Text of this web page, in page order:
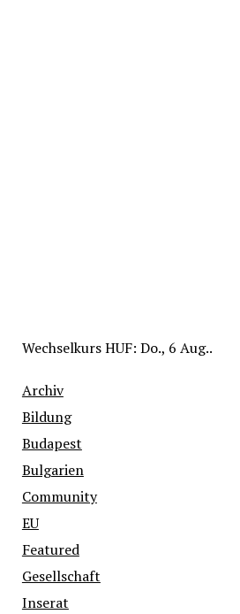
WechselkursHUF: Do., 6 Aug..
Archiv
Bildung
Budapest
Bulgarien
Community
EU
Featured
Gesellschaft
Inserat